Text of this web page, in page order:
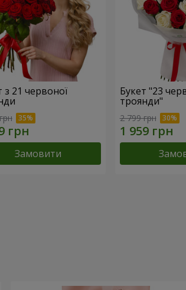
з 21 червоної
Замовити
Букет "23
троянди"
2 799 грн